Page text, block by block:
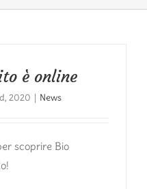
è online
2020 | News
scoprire Bio